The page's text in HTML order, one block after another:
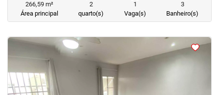
266,59 m²
Área principal
2
quarto(s)
1
Vaga(s)
3
Banheiro(s)
< <<<